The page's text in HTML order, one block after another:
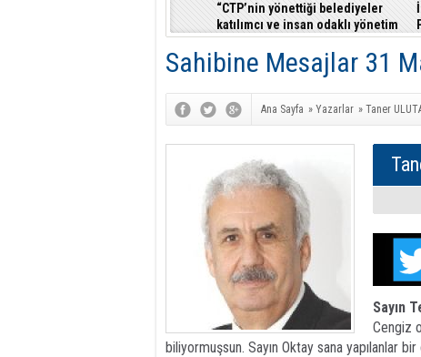
“CTP’nin yönettiği belediyeler
katılımcı ve insan odaklı yönetim
anlayışıyla fark yaratıyor”
Sahibine Mesajlar 31
Ana Sayfa » Yazarlar » Taner
Sayın
Cengiz
biliyormuşsun. Sayın Oktay sana yapılanlar